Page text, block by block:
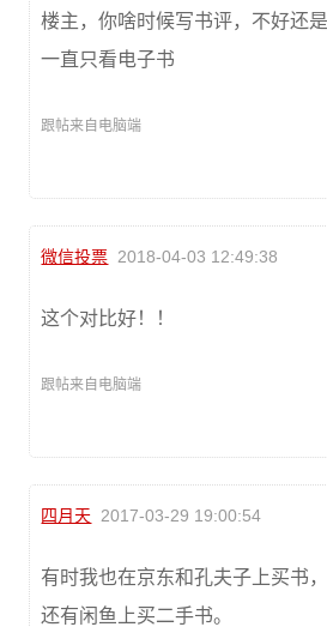
楼主，你啥时候写书评，不好还
一直只看电子书
跟帖来自电脑端
微信投票 2018-04-03 12:49:38
这个对比好！！
跟帖来自电脑端
四月天 2017-03-29 19:00:54
有时我也在京东和孔夫子上买书，
还有闲鱼上买二手书。